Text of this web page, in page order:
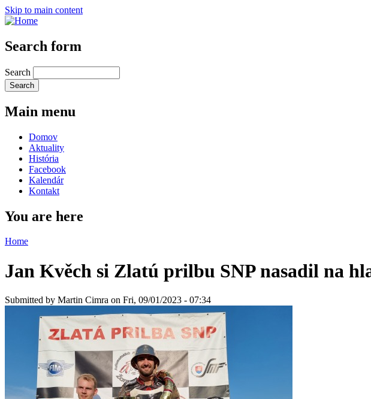
Skip to main content
Search form
Search
Main menu
Domov
Aktuality
História
Facebook
Kalendár
Kontakt
You are here
Home
Jan Kvěch si Zlatú prilbu SNP nasadil na
Submitted by Martin Cimra on Fri, 09/01/2023 - 07:34